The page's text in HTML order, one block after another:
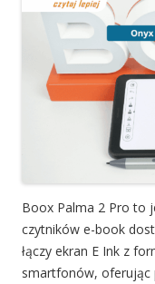
Boox Palma 2 Pro to
czytników e-book
łączy ekran E Ink z
smartfonów, oferując